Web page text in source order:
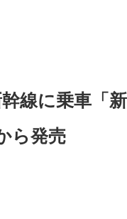
線に乗車「
ら発売